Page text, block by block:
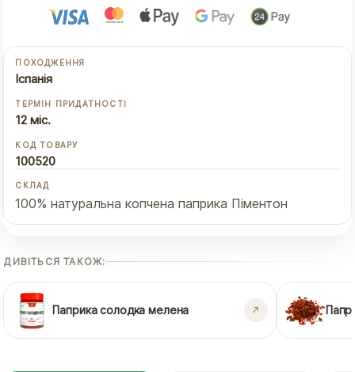
ПОХОДЖЕННЯ
Іспанія
ТЕРМІН ПРИДАТНОСТІ
12 міс.
КОД ТОВАРУ
100520
СКЛАД
100% натуральна копчена паприка Піментон
ДИВІТЬСЯ ТАКОЖ:
Паприка солодка мелена